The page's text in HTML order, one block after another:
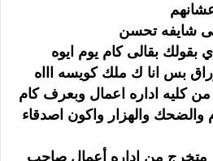
شايفه تحسن
بقالى كام يوم ايوه
بس انا ك ملك كويسه اااه
كليه اداره اعمال وبعرف كام
والضحك والهزار واكون اصدقاء
متخرج من اداره أعمال صاحب